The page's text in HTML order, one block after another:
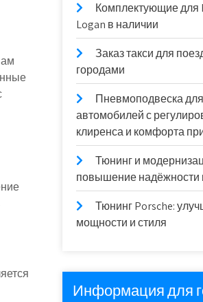
Комплектующие для
Logan в наличии
Заказ такси для
городами
Пневмоподвеска для
автомобилей с
клиренса и комфорта
Тюнинг и
повышение надёжности
Тюнинг Porsche:
мощности и стиля
Информация для